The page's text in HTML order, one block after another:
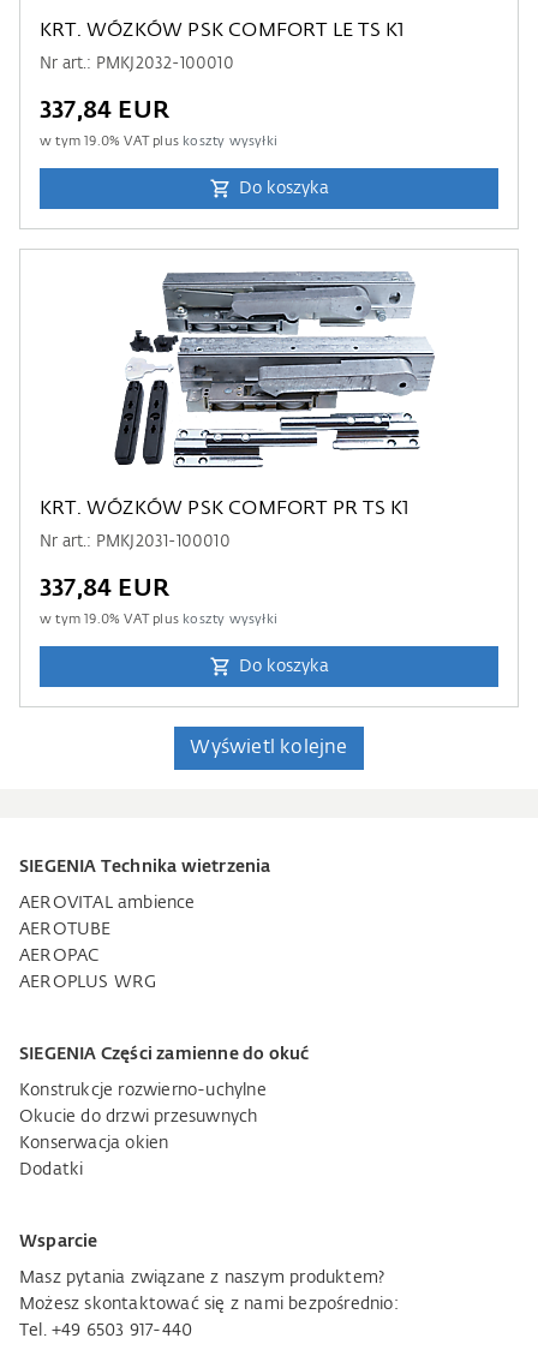
KRT. WÓZKÓW PSK COMFORT LE TS K1
Nr art.: PMKJ2032-100010
337,84 EUR
w tym19.0% VAT plus koszty wysyłki
Do koszyka
KRT. WÓZKÓW PSK COMFORT PR TS K1
Nr art.: PMKJ2031-100010
337,84 EUR
w tym19.0% VAT plus koszty wysyłki
Do koszyka
Wyświetl kolejne
SIEGENIA Technika wietrzenia
AEROVITAL ambience
AEROTUBE
AEROPAC
AEROPLUS WRG
SIEGENIA Części zamienne do okuć
Konstrukcje rozwierno-uchylne
Okucie do drzwi przesuwnych
Konserwacja okien
Dodatki
Wsparcie
Masz pytania związane z naszym produktem?
Możesz skontaktować się z nami bezpośrednio:
Tel. +49 6503 917-440